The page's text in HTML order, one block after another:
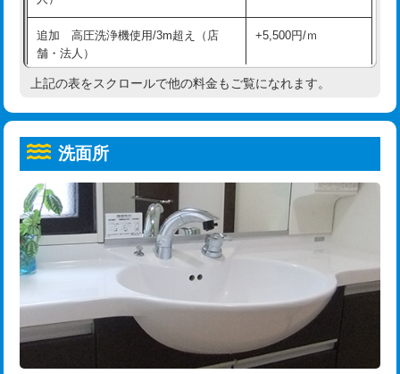
コンクリート斫り（厚さ10㎝超え）
モルタル補修（厚さ10㎝まで） 27,500円
モルタル補修（厚さ10㎝超え） 38,500円
洗面台設置 38,500円
追加人工
廃棄・処分 現場見積
※給水管工事は20mmまでの価格です。
給水管工事※（ホール加工)
給水管工事※（バンド止め) 3,300円
給水管工事※（支持金具設置) 5,500円
給水管工事※（保温材使用（バンド止
め込み）)
5,500円
給水管工事※（土の掘削・埋め戻し作
業)
11,000円
給水管工事※（塩ビ管（VP・HI）使
用/3ｍまで)
33,000円
給水管工事※（塩ビ管（VP・HI）使
用（追加）/3ｍ超え)
給水管工事※（ライニング鋼管・銅
管・ポリ管・HT管使用/3ｍまで)
44,000円
追加 高圧洗浄機使用/3m超え（店
舗・法人）
+5,500円/ｍ
高度高圧洗浄換 現地調査
トーラー機使用/3mまで
追加トーラー機使用/3m超え +3,300円
カメラ調査 33,000円
桝清掃
止水・漏水調査・防水処理・清掃・修
理・調整・分解・加工など（軽作業）
11,000円
止水・漏水調査・防水処理・清掃・修
22,000円
上記の表をスクロールで他の料金もご覧になれます。
洗面所